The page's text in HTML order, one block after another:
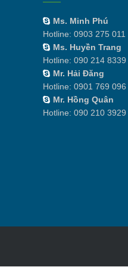
Ms. Minh Phú
Hotline: 0903 275 011
Ms. Huyền Trang
Hotline: 090 214 8339
Mr. Hải Đăng
Hotline: 0901 769 096
Mr. Hồng Quân
Hotline: 090 210 3929